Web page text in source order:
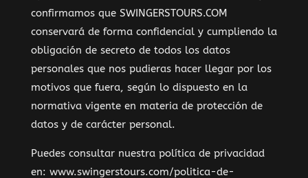
confirmamos que SWINGERSTOURS.COM
conservará de forma confidencial y cumpliendo la
obligación de secreto de todos los datos
personales que nos pudieras hacer llegar por los
motivos que fuera, según lo dispuesto en la
normativa vigente en materia de protección de
datos y de carácter personal.
Puedes consultar nuestra política de privacidad
en: www.swingerstours.com/politica-de-